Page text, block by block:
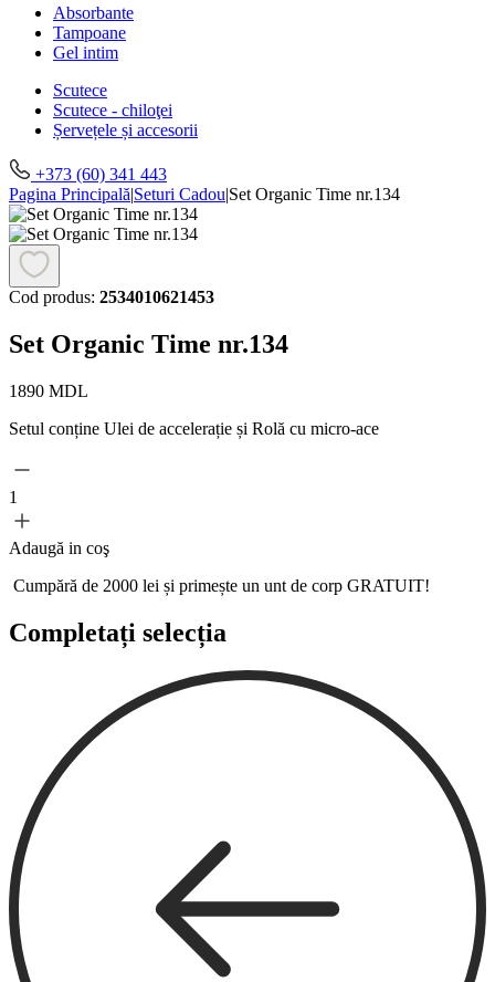
Absorbante
Tampoane
Gel intim
Scutece
Scutece - chiloţei
Șervețele și accesorii
+373 (60) 341 443
Pagina Principală|Seturi Cadou|Set Organic Time nr.134
Cod produs: 2534010621453
Set Organic Time nr.134
1890 MDL
Setul conține Ulei de accelerație și Rolă cu micro-ace
1
Adaugă in coş
Cumpără de 2000 lei și primește un unt de corp GRATUIT!
Completați selecția